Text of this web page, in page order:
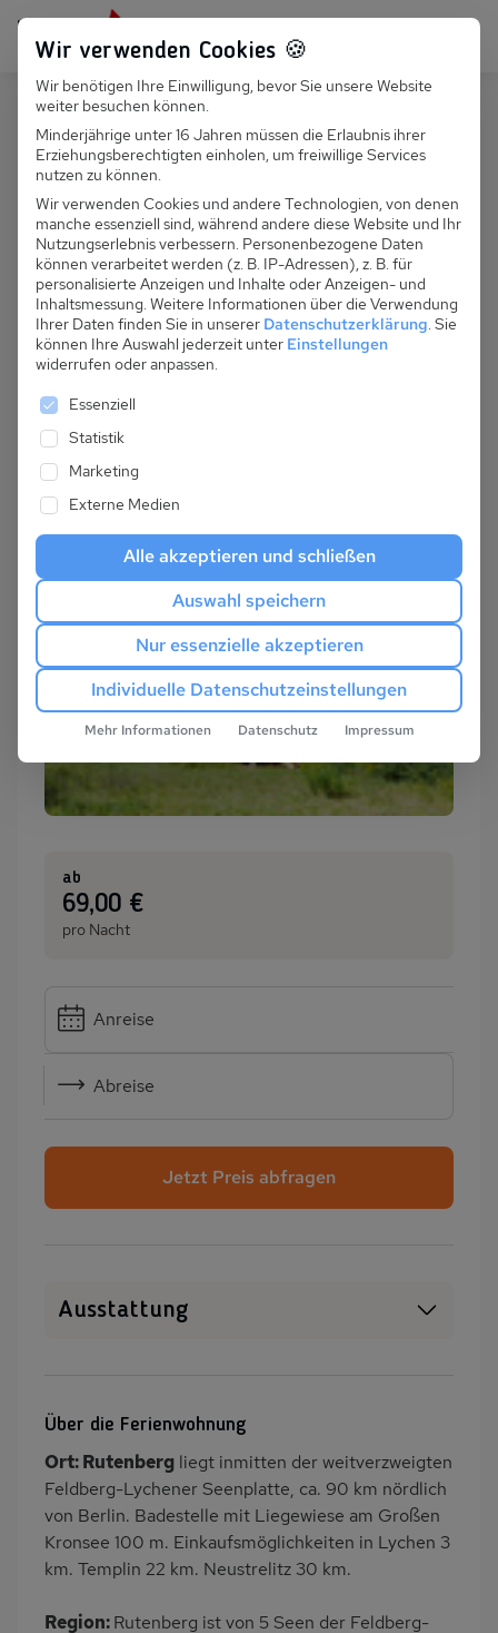
Persönlich für dich da: +49 251 899 050
Suchfeld
Suchen
D 054.156 - Zigappo "Classique"
ab
:69,00 €
pro Nacht
Anreise
Abreise
Jetzt Preis abfragen
Ausstattung
Dusche
Küche
Herd (2 Platten)
Kühlschrank
Ruhige Lage
Nichtraucher
Freisitz im Garten
Wb/WC
Internet
Balkonmöbel
Über die Ferienwohnung
Ort: Rutenberg liegt inmitten der weitverzweigten
Feldberg-Lychener Seenplatte, ca. 90 km nördlich
von Berlin. Badestelle mit Liegewiese am Großen
Kronsee 100 m. Einkaufsmöglichkeiten in Lychen 3
km. Templin 22 km. Neustrelitz 30 km.
Region:Rutenberg ist von 5 Seen der Feldberg-
Wir verwenden Cookies 🍪
Wir benötigen Ihre Einwilligung, bevor Sie unsere Website
weiter besuchen können.
Minderjährige unter 16 Jahren müssen die Erlaubnis ihrer
Erziehungsberechtigten einholen, um freiwillige Services
nutzen zu können.
Wir verwenden Cookies und andere Technologien, von denen
manche essenziell sind, während andere diese Website und Ihr
Nutzungserlebnis verbessern. Personenbezogene Daten
können verarbeitet werden (z. B. IP-Adressen), z. B. für
personalisierte Anzeigen und Inhalte oder Anzeigen- und
Inhaltsmessung. Weitere Informationen über die Verwendung
Ihrer Daten finden Sie in unserer Datenschutzerklärung. Sie
können Ihre Auswahl jederzeit unter Einstellungen
widerrufen oder anpassen.
Es folgt eine Liste der Service-Gruppen, für die
Essenziell
Statistik
Marketing
Externe Medien
Alle akzeptieren und schließen
Auswahl speichern
Nur essenzielle akzeptieren
Individuelle Datenschutzeinstellungen
Mehr Informationen Datenschutz Impressum